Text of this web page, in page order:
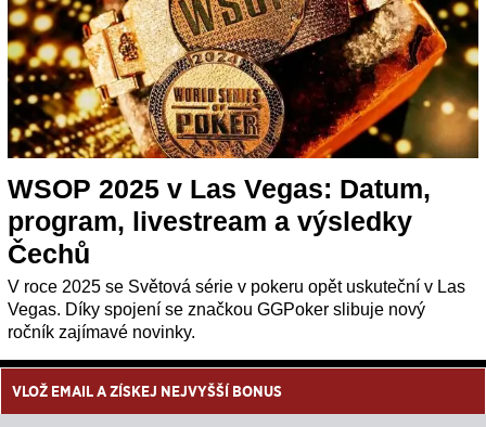
WSOP 2025 v Las Vegas: Datum,
program, livestream a výsledky
Čechů
V roce 2025 se Světová série v pokeru opět uskuteční v Las
Vegas. Díky spojení se značkou GGPoker slibuje nový
ročník zajímavé novinky.
VLOŽ EMAIL A ZÍSKEJ NEJVYŠŠÍ BONUS